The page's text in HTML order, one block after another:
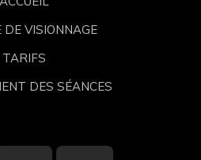
DE VISIONNAGE
TARIFS
DES SÉANCES